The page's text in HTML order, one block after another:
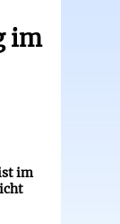
im
im